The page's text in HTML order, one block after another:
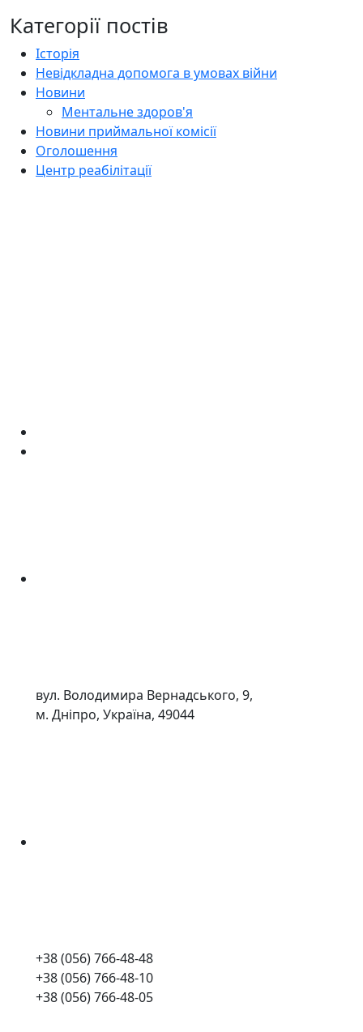
Категорії постів
Історія
Невідкладна допомога в умовах війни
Новини
Ментальне здоров'я
Новини приймальної комісії
Оголошення
Центр реабілітації
вул. Володимира Вернадського, 9,
м. Дніпро, Україна, 49044
+38 (056) 766-48-48
+38 (056) 766-48-10
+38 (056) 766-48-05